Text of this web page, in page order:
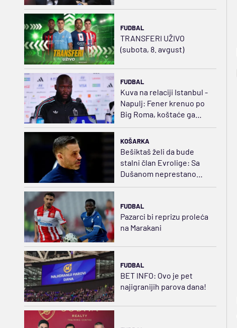
FUDBAL
TRANSFERI UŽIVO
(subota, 8. avgust)
FUDBAL
Kuva na relaciji Istanbul -
Napulj: Fener krenuo po
Big Roma, koštaće ga
35.000.000 evra
KOŠARKA
Bešiktaš želi da bude
stalni član Evrolige: Sa
Dušanom neprestano
napredujemo
FUDBAL
Pazarci bi reprizu proleća
na Marakani
FUDBAL
BET INFO: Ovo je pet
najigranijih parova dana!